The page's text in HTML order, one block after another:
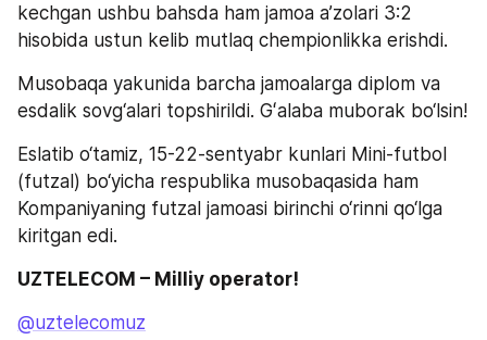
kechgan ushbu bahsda ham jamoa a’zolari 3:2
hisobida ustun kelib mutlaq chempionlikka erishdi.
Musobaqa yakunida barcha jamoalarga diplom va
esdalik sovg‘alari topshirildi. Gʻalaba muborak bo‘lsin!
Eslatib o‘tamiz, 15-22-sentyabr kunlari Mini-futbol
(futzal) bo‘yicha respublika musobaqasida ham
Kompaniyaning futzal jamoasi birinchi o‘rinni qo‘lga
kiritgan edi.
UZTELECOM – Milliy operator!
@uztelecomuz